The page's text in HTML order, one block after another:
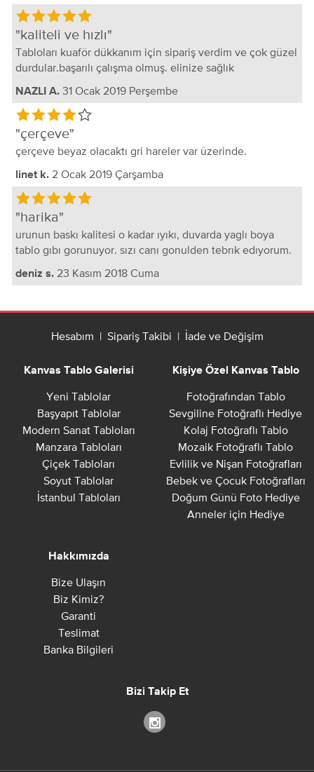
kaliteli ve hızlı
Tabloları kuaför dükkanım için sipariş verdim ve çok güzel
durdular.başarılı çalışma olmuş. elinize sağlık
NAZLI A. 31 Ocak 2019 Perşembe
çerçeve
çerçeve beyaz olacaktı gri hareler var üzerinde.
linet k. 2 Ocak 2019 Çarşamba
harika
urunun baskı kalitesi o kadar ıyıkı, duvarda yaglı boya
tablo gıbı gorunuyor. sızı canı gonulden tebrık edıyorum.
deniz s. 23 Kasım 2018 Cuma
Hesabım | Sipariş Takibi | İade ve Değişim
Kanvas Tablo Galerisi
Yeni Tablolar
Başyapıt Tablolar
Modern Sanat Tabloları
Manzara Tabloları
Çiçek Tabloları
Soyut Tablolar
İstanbul Tabloları
Kişiye Özel Kanvas Tablo
Fotoğrafından Tablo
Sevgiline Fotoğraflı Hediye
Kolaj Fotoğraflı Tablo
Mozaik Fotoğraflı Tablo
Evlilik ve Nişan Fotoğrafları
Bebek ve Çocuk Fotoğrafları
Doğum Günü Foto Hediye
Anneler için Hediye
Hakkımızda
Bize Ulaşın
Biz Kimiz?
Garanti
Teslimat
Banka Bilgileri
Bizi Takip Et